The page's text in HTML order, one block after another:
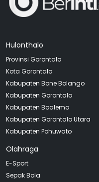
Hulonthalo
Provinsi Gorontalo
Kota Gorontalo
Kabupaten Bone Bolango
Kabupaten Gorontalo
Kabupaten Boalemo
Kabupaten Gorontalo Utara
Kabupaten Pohuwato
Olahraga
E-Sport
Sepak Bola